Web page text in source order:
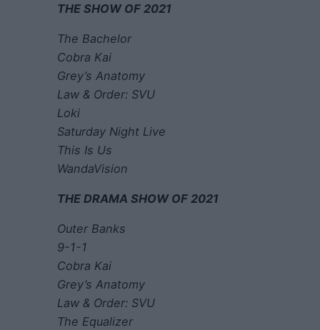
THE SHOW OF 2021
The Bachelor
Cobra Kai
Grey’s Anatomy
Law & Order: SVU
Loki
Saturday Night Live
This Is Us
WandaVision
THE DRAMA SHOW OF 2021
Outer Banks
9-1-1
Cobra Kai
Grey’s Anatomy
Law & Order: SVU
The Equalizer